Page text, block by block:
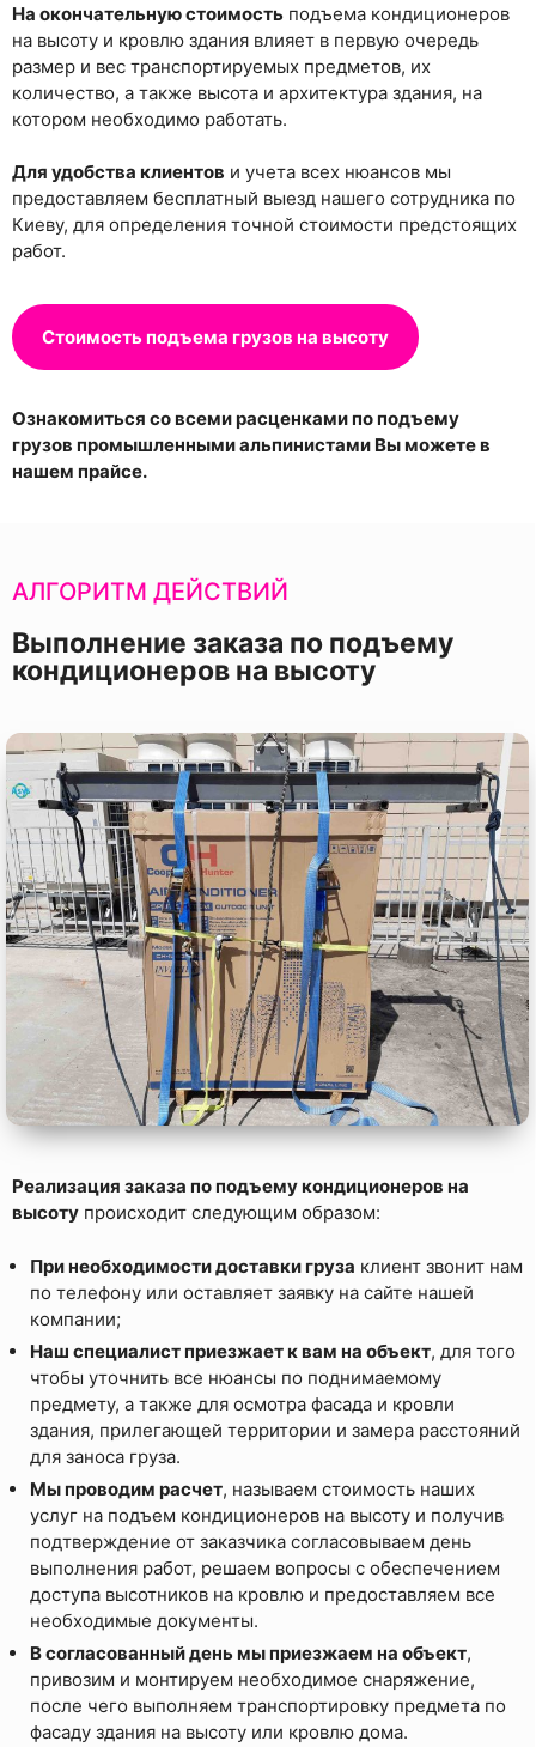
На окончательную стоимость подъема кондиционеров
на высоту и кровлю здания влияет в первую очередь
размер и вес транспортируемых предметов, их
количество, а также высота и архитектура здания, на
котором необходимо работать.
Для удобства клиентов и учета всех нюансов мы
предоставляем бесплатный выезд нашего сотрудника по
Киеву, для определения точной стоимости предстоящих
работ.
Стоимость подъема грузов на высоту
Ознакомиться со всеми расценками по подъему
грузов промышленными альпинистами Вы можете в
нашем прайсе.
АЛГОРИТМ ДЕЙСТВИЙ
Выполнение заказа по подъему
кондиционеров на высоту
Реализация заказа по подъему кондиционеров на
высоту происходит следующим образом:
При необходимости доставки груза клиент звонит нам
по телефону или оставляет заявку на сайте нашей
компании;
Наш специалист приезжает к вам на объект, для того
чтобы уточнить все нюансы по поднимаемому
предмету, а также для осмотра фасада и кровли
здания, прилегающей территории и замера расстояний
для заноса груза.
Мы проводим расчет, называем стоимость наших
услуг на подъем кондиционеров на высоту и получив
подтверждение от заказчика согласовываем день
выполнения работ, решаем вопросы с обеспечением
доступа высотников на кровлю и предоставляем все
необходимые документы.
В согласованный день мы приезжаем на объект,
привозим и монтируем необходимое снаряжение,
после чего выполняем транспортировку предмета по
фасаду здания на высоту или кровлю дома.